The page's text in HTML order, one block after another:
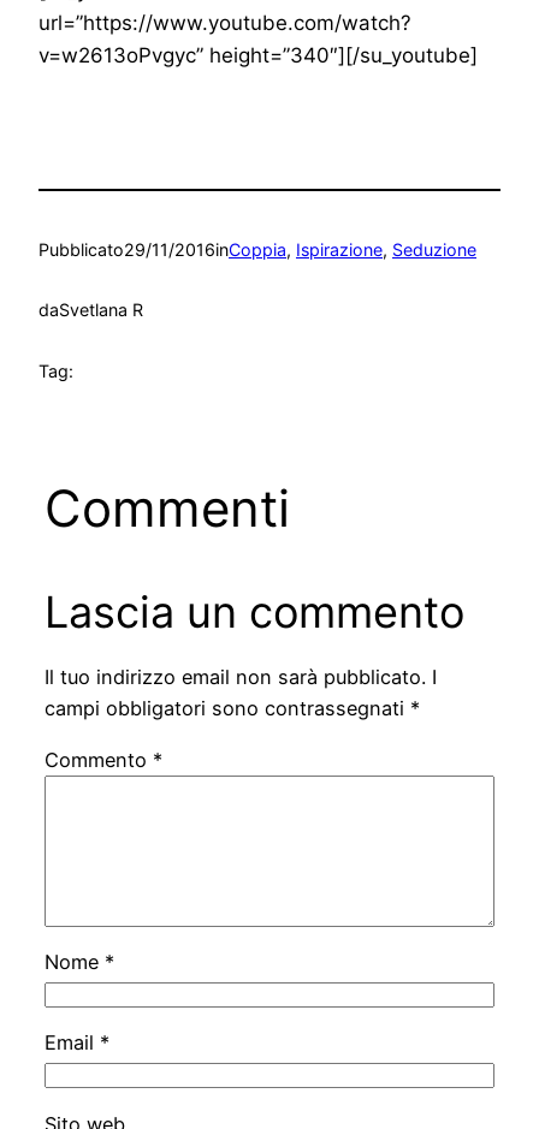
url=”https://www.youtube.com/watch?
v=w2613oPvgyc” height=”340″][/su_youtube]
Pubblicato29/11/2016inCoppia, Ispirazione, Seduzione
daSvetlana R
Tag:
Commenti
Lascia un commento
Il tuo indirizzo email non sarà pubblicato. I
campi obbligatori sono contrassegnati *
Commento *
Nome *
Email *
Sito web